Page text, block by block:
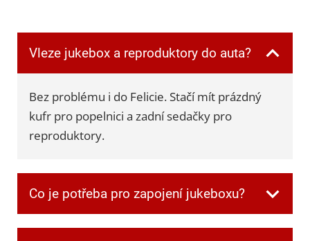
Vleze jukebox a reproduktory do auta?
Bez problému i do Felicie. Stačí mít prázdný
kufr pro popelnici a zadní sedačky pro
reproduktory.
Co je potřeba pro zapojení jukeboxu?